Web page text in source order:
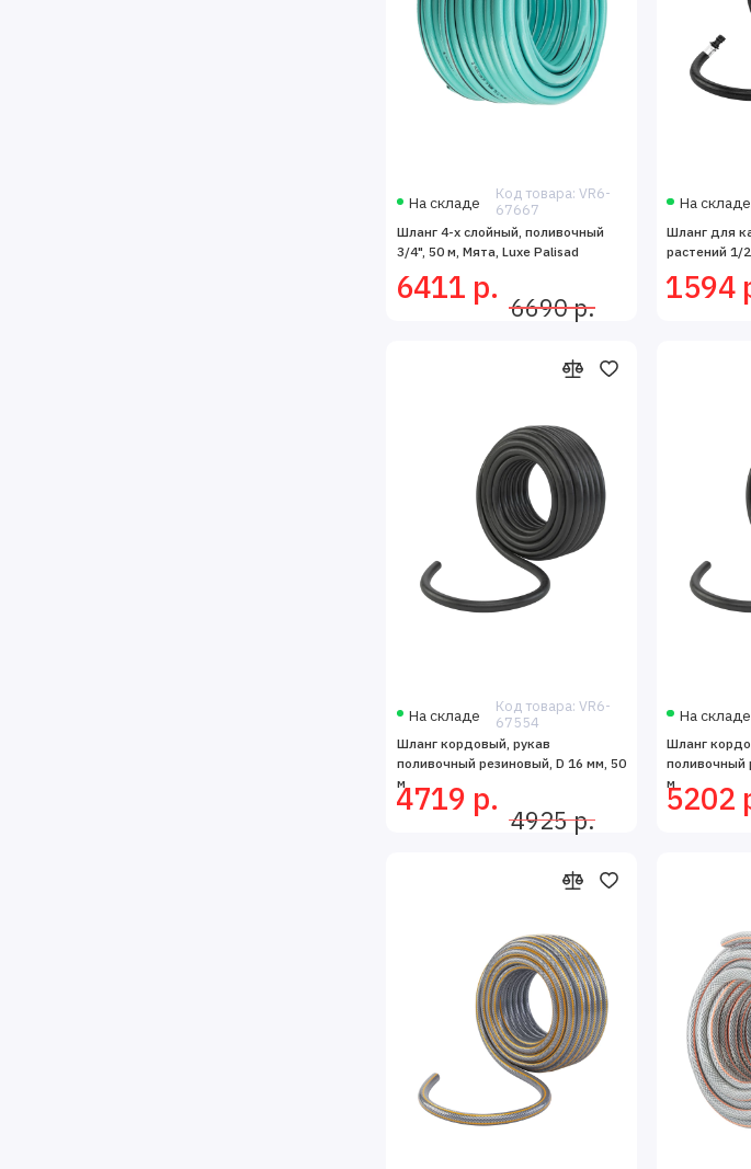
На складе
Код товара: VR6-
67667
Шланг 4-х слойный, поливочный
3/4", 50 м, Мята, Luxe Palisad
6411 р.
6690 р.
На складе
Шланг для
растений 1/
1594
На складе
Код товара: VR6-
67554
Шланг кордовый, рукав
поливочный резиновый, D 16 мм, 50
м
4719 р.
4925 р.
На складе
Шланг
поливочный
м
5202